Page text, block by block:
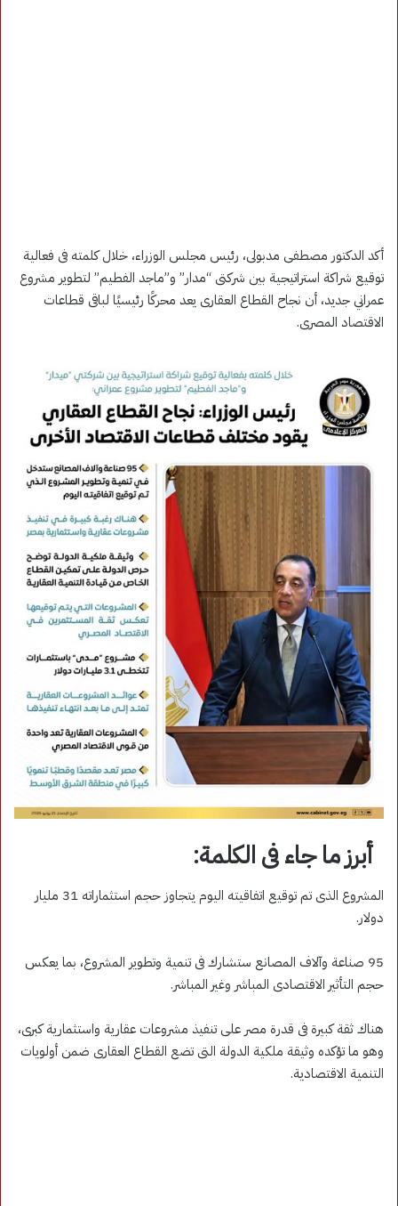
أكد الدكتور مصطفى مدبولى، رئيس مجلس الوزراء، خلال كلمته فى فعالية
توقيع شراكة استراتيجية بين شركتى “مدار” و”ماجد الفطيم” لتطوير مشروع
عمراني جديد، أن نجاح القطاع العقارى يعد محركًا رئيسيًا لباقى قطاعات
الاقتصاد المصرى.
أبرز ما جاء فى الكلمة:
المشروع الذى تم توقيع اتفاقيته اليوم يتجاوز حجم استثماراته 31 مليار
دولار.
95 صناعة وآلاف المصانع ستشارك فى تنمية وتطوير المشروع، بما يعكس
حجم التأثير الاقتصادى المباشر وغير المباشر.
هناك ثقة كبيرة فى قدرة مصر على تنفيذ مشروعات عقارية واستثمارية كبرى،
وهو ما تؤكده وثيقة ملكية الدولة التى تضع القطاع العقارى ضمن أولويات
التنمية الاقتصادية.